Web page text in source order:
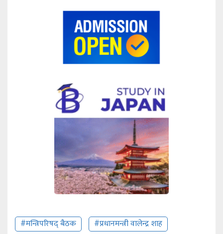
#मन्त्रिपरिषद् बैठक #प्रधानमन्त्री वालेन्द्र शाह